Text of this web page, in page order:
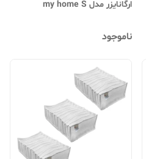
ارگانایزر مدل my home S
ناموجود